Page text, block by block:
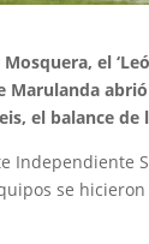
el
el balance
se